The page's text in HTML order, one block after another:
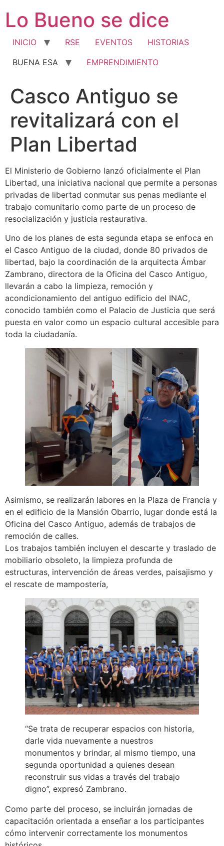
contenido
Lo Bueno se dice
INICIO RSE EVENTOS
HISTORIAS
BUENA ESA
EMPRENDIMIENTO
Casco Antiguo se
revitalizará con el
Plan Libertad
El Ministerio de Gobierno lanzó oficialmente el Plan
Libertad, una iniciativa nacional que permite a personas
privadas de libertad conmutar sus penas mediante el
trabajo comunitario como parte de un proceso de
resocialización y justicia restaurativa.
Uno de los planes de esta segunda etapa se enfoca en
el Casco Antiguo de la ciudad, donde 80 privados de
libertad, bajo la coordinación de la arquitecta Ámbar
Zambrano, directora de la Oficina del Casco Antiguo,
llevarán a cabo la limpieza, remoción y
acondicionamiento del antiguo edificio del INAC,
conocido también como el Palacio de Justicia que será
puesta en valor como un espacio cultural accesible para
toda la ciudadanía.
Asimismo, se realizarán labores en la Plaza de Francia y
en el edificio de la Mansión Obarrio, lugar donde está la
Oficina del Casco Antiguo, además de trabajos de
remoción de calles.
Los trabajos también incluyen el descarte y traslado de
mobiliario obsoleto, la limpieza profunda de
estructuras, intervención de áreas verdes, paisajismo y
el rescate de mampostería,
“Se trata de recuperar espacios con historia,
darle vida nuevamente a nuestros
monumentos y brindar, al mismo tiempo, una
segunda oportunidad a quienes desean
reconstruir sus vidas a través del trabajo
digno”, expresó Zambrano.
Como parte del proceso, se incluirán jornadas de
capacitación orientada a enseñar a los participantes
cómo intervenir correctamente los monumentos